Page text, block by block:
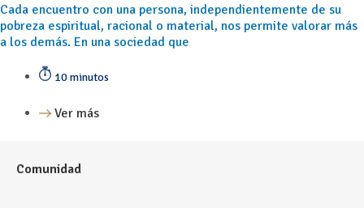
Cada encuentro con una persona, independientemente de su
pobreza espiritual, racional o material, nos permite valorar más
a los demás. En una sociedad que
10 minutos
Ver más
Comunidad